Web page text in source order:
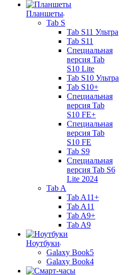
Планшеты
Tab S
Tab S11 Ультра
Tab S11
Специальная
версия Tab
S10 Lite
Tab S10 Ультра
Tab S10+
Специальная
версия Tab
S10 FE+
Специальная
версия Tab
S10 FE
Tab S9
Специальная
версия Tab S6
Lite 2024
Tab A
Tab A11+
Tab A11
Tab A9+
Tab A9
Ноутбуки
Galaxy Book5
Galaxy Book4